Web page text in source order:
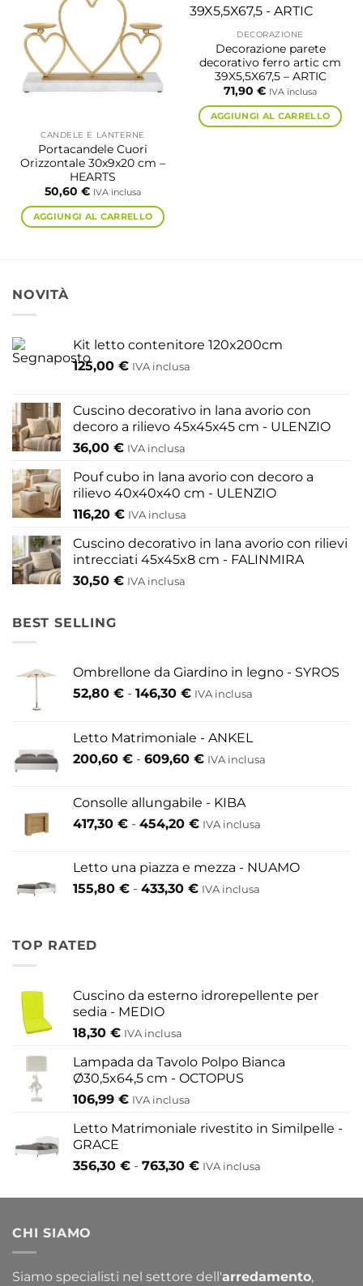
CANDELE E LANTERNE
Portacandele Cuori
Orizzontale 30x9x20 cm –
HEARTS
50,60 € IVA inclusa
AGGIUNGI AL CARRELLO
DECORAZIONE
Decorazione parete
decorativo ferro artic cm
39X5,5X67,5 – ARTIC
71,90 € IVA inclusa
AGGIUNGI AL CARRELLO
NOVITÀ
Kit letto contenitore 120x200cm
125,00 € IVA inclusa
Cuscino decorativo in lana avorio con
decoro a rilievo 45x45x45 cm - ULENZIO
36,00 € IVA inclusa
Pouf cubo in lana avorio con decoro a
rilievo 40x40x40 cm - ULENZIO
116,20 € IVA inclusa
Cuscino decorativo in lana avorio con rilievi
intrecciati 45x45x8 cm - FALINMIRA
30,50 € IVA inclusa
BEST SELLING
Ombrellone da Giardino in legno - SYROS
52,80 € - 146,30 €Fascia
da
52,80 €
146,30 €
IVA inclusa
Letto Matrimoniale - ANKEL
200,60 € - 609,60 €Fascia
da
200,60 €
609,60 €
IVA inclusa
Consolle allungabile - KIBA
417,30 € - 454,20 €Fascia
da
417,30 €
IVA inclusa
Letto una piazza e mezza - NUAMO
155,80 € - 433,30 €Fascia
433,30 €
IVA inclusa
TOP RATED
Cuscino da esterno idrorepellente per
sedia - MEDIO
18,30 € IVA inclusa
Lampada da Tavolo Polpo Bianca
Ø30,5x64,5 cm - OCTOPUS
106,99 € IVA inclusa
Letto Matrimoniale rivestito in Similpelle -
GRACE
356,30 € - 763,30 €Fascia
prezzo:
IVA inclusa
CHI SIAMO
Siamo specialisti nel settore dell'arredamento,